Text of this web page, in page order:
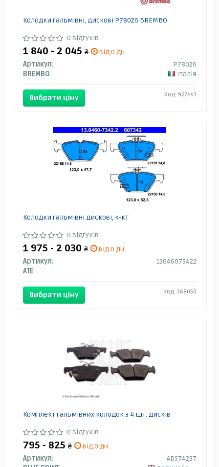
Колодки гальмівні, дискові P78026 BREMBO
0 відгуків
1 840 - 2 045 ₴
від 0 дн.
Артикул:
P78026
BREMBO
Італія
Вибрати ціну Код: 927443
Колодки гальмівні дискові, к-кт
0 відгуків
1 975 - 2 030 ₴
від 0 дн.
Артикул:
13046073422
ATE
Вибрати ціну Код: 368050
Комплект гальмівних колодок з 4 шт. дисків
0 відгуків
795 - 825 ₴
від 0 дн.
Артикул:
ADS74237